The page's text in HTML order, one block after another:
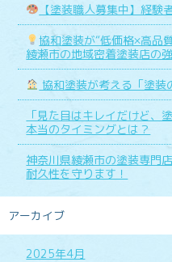
【塗装職人募集中】経験
協和塗装が“低価格×高品
綾瀬市の地域密着塗装店の
協和塗装が考える「塗装
「見た目はキレイだけど、
本当のタイミングとは？
神奈川県綾瀬市の塗装専門
耐久性を守ります！
アーカイブ
2025年4月